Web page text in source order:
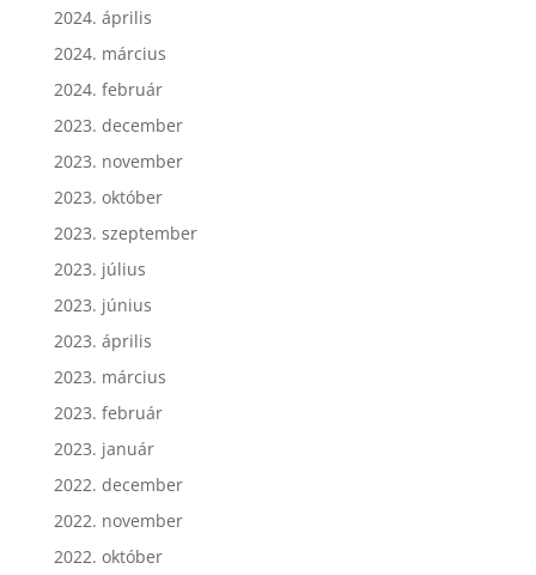
2024. április
2024. március
2024. február
2023. december
2023. november
2023. október
2023. szeptember
2023. július
2023. június
2023. április
2023. március
2023. február
2023. január
2022. december
2022. november
2022. október